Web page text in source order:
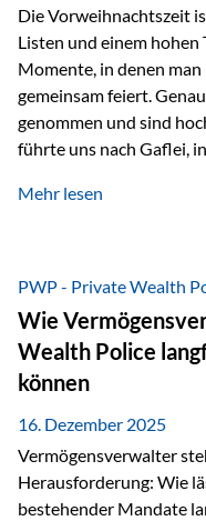
Die Vorweihnachtszeit
Listen und einem
Momente, in denen
gemeinsam feiert.
genommen und sind
führte uns nach Gaflei,
beeindruckendes
verschneiter Landschaft,
einer entspannten…
Mehr lesen
PWP - Private Wealth
Wie
Wealth Police
können
16. Dezember 2025
Vermögensverwalter
Herausforderung: Wie
bestehender Mandate